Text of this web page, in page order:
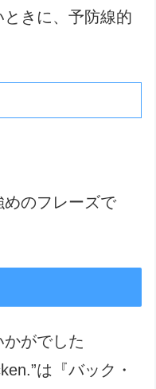
きに、予防線的
のフレーズで
がでした
は『バック・